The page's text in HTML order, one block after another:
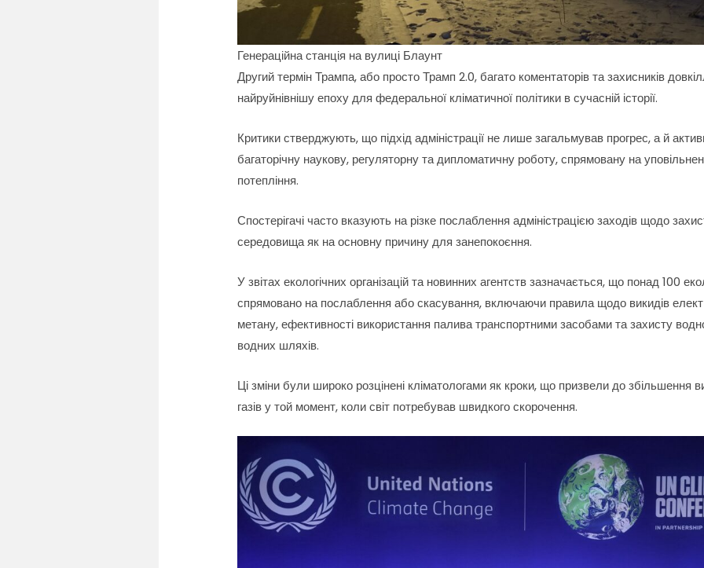
Генераційна станція на вулиці Блаунт
Другий термін Трампа, або просто Трамп 2.0, багато коментаторів та захисників
найруйнівнішу епоху для федеральної кліматичної політики в сучасній історії.
Критики стверджують, що підхід адміністрації не лише загальмував прогрес, а й
багаторічну наукову, регуляторну та дипломатичну роботу, спрямовану на
потепління.
Спостерігачі часто вказують на різке послаблення адміністрацією заходів щодо
середовища як на основну причину для занепокоєння.
У звітах екологічних організацій та новинних агентств зазначається, що понад 100
спрямовано на послаблення або скасування, включаючи правила щодо викидів
метану, ефективності використання палива транспортними засобами та захисту
водних шляхів.
Ці зміни були широко розцінені кліматологами як кроки, що призвели до збільшення
газів у той момент, коли світ потребував швидкого скорочення.